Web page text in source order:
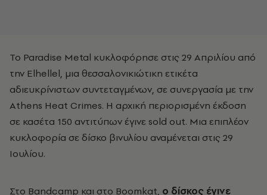
Το Paradise Metal κυκλοφόρησε στις 29 Απριλίου από
την Elhellel, μια θεσσαλονικιώτικη ετικέτα
αδιευκρίνιστων συντεταγμένων, σε συνεργασία με την
Athens Heat Crimes. Η αρχική περιορισμένη έκδοση
σε κασέτα 150 αντιτύπων έγινε sold out. Μια επιπλέον
κυκλοφορία σε δίσκο βινυλίου αναμένεται στις 29
Ιουλίου.
Στο Bandcamp και στο Boomkat, ο δίσκος έγινε